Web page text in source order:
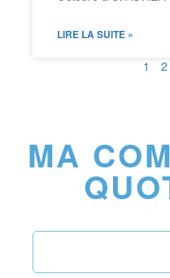
LIRE LA SUITE »
1 2
MA